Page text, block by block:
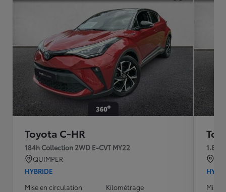
Toyota C-HR
184h Collection 2WD E-CVT MY22
QUIMPER
HYBRIDE
Mise en circulation
Kilométrage
1.8
Mise